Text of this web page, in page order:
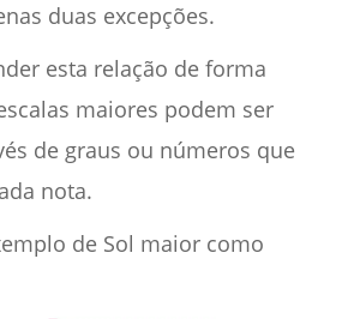
duas excepções.
esta relação de forma
maiores podem ser
de graus ou números que
nota.
de Sol maior como